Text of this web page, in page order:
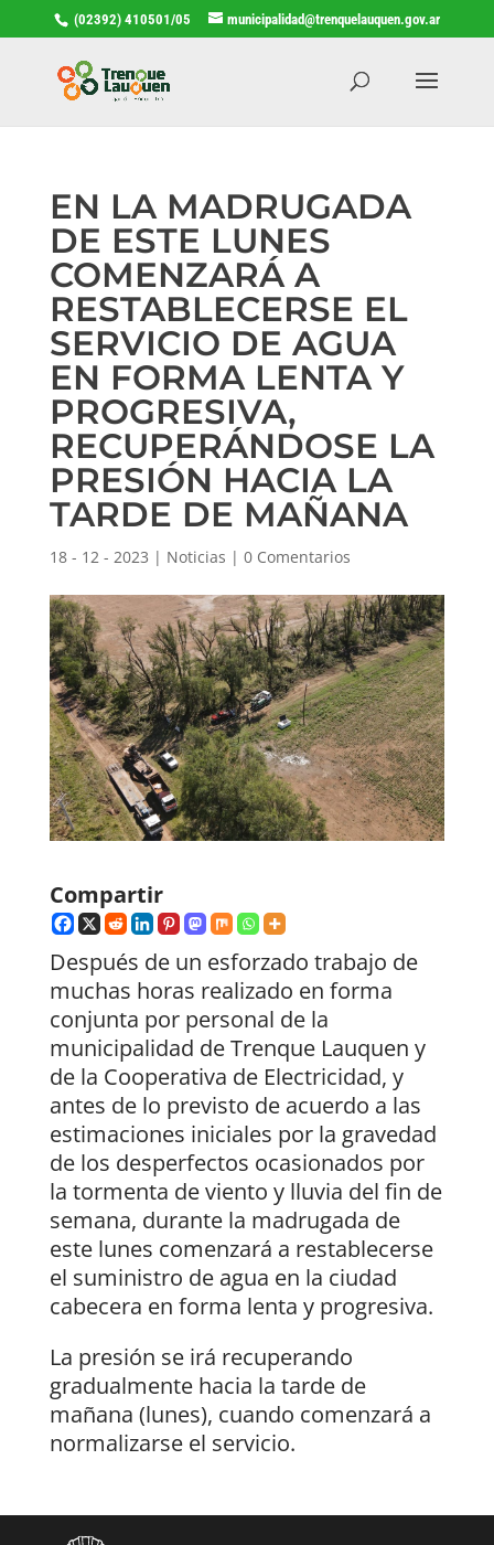
(02392) 410501/05 municipalidad@trenquelauquen.gov.ar
EN LA MADRUGADA
DE ESTE LUNES
COMENZARÁ A
RESTABLECERSE EL
SERVICIO DE AGUA
EN FORMA LENTA Y
PROGRESIVA,
RECUPERÁNDOSE LA
PRESIÓN HACIA LA
TARDE DE MAÑANA
18 - 12 - 2023 | Noticias | 0 Comentarios
Compartir
Después de un esforzado trabajo de
muchas horas realizado en forma
conjunta por personal de la
municipalidad de Trenque Lauquen y
de la Cooperativa de Electricidad, y
antes de lo previsto de acuerdo a las
estimaciones iniciales por la gravedad
de los desperfectos ocasionados por
la tormenta de viento y lluvia del fin de
semana, durante la madrugada de
este lunes comenzará a restablecerse
el suministro de agua en la ciudad
cabecera en forma lenta y progresiva.
La presión se irá recuperando
gradualmente hacia la tarde de
mañana (lunes), cuando comenzará a
normalizarse el servicio.